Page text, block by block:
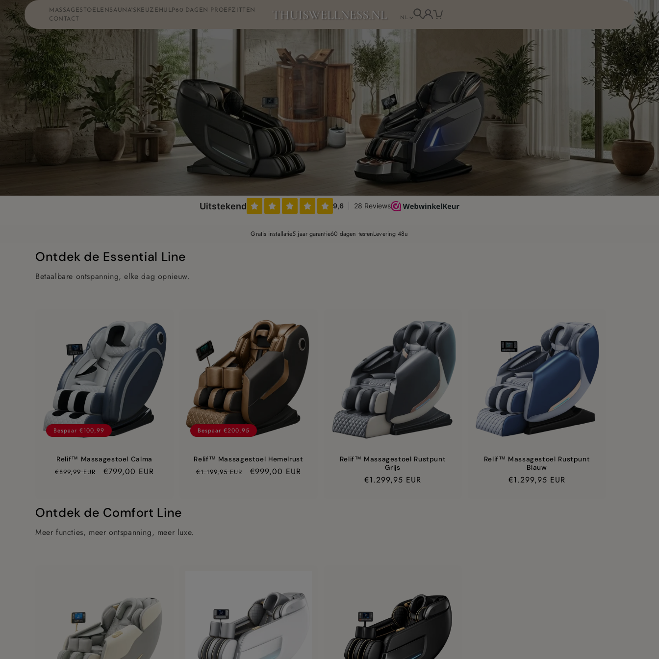
Meteen
naar de
content
MASSAGESTOELENSAUNA'S KEUZEHULP60 DAGEN PROEFZITTEN
CONTACT
NL
Gratis installatie5 jaar garantie60 dagen testenLevering 48u
Ontdek de Essential Line
Betaalbare ontspanning, elke dag opnieuw.
Bespaar €100,99
Relif™ Massagestoel Calma
Prijs
€899,99 EUR Aanbiedingsprijs
€799,00 EUR
Bespaar €200,95
Relif™ Massagestoel Hemelrust
Prijs
€1.199,95 EUR Aanbiedingsprijs
€999,00 EUR
Relif™ Massagestoel Rustpunt
Grijs
Prijs
€1.299,95 EUR
Relif™ Massagestoel Rustpunt
Blauw
Prijs
€1.299,95 EUR
Ontdek de Comfort Line
Meer functies, meer ontspanning, meer luxe.